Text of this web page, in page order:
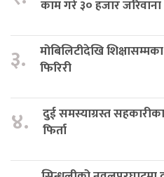
काम गरे ३० हजार जरिवाना
३.
मोबिलिटीदेखि
फिरिरी
४.
दुई समस्याग्रस्त
फिर्ता